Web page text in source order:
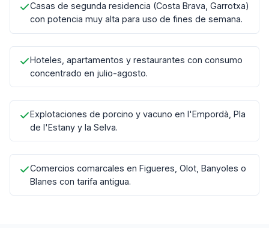
Casas de segunda residencia (Costa Brava, Garrotxa)
con potencia muy alta para uso de fines de semana.
Hoteles, apartamentos y restaurantes con consumo
concentrado en julio-agosto.
Explotaciones de porcino y vacuno en l'Empordà, Pla
de l'Estany y la Selva.
Comercios comarcales en Figueres, Olot, Banyoles o
Blanes con tarifa antigua.